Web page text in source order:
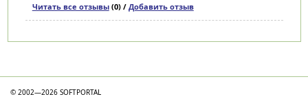
Читать все отзывы(0) / Добавить отзыв
© 2002—2026 SOFTPORTAL